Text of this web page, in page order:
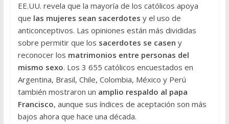
EE.UU. revela que la mayoría de los católicos apoya
que las mujeres sean sacerdotes y el uso de
anticonceptivos. Las opiniones están más divididas
sobre permitir que los sacerdotes se casen y
reconocer los matrimonios entre personas del
mismo sexo. Los 3 655 católicos encuestados en
Argentina, Brasil, Chile, Colombia, México y Perú
también mostraron un amplio respaldo al papa
Francisco, aunque sus índices de aceptación son más
bajos ahora que hace una década.